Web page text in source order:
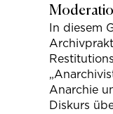
In diesem
Anarchie
Diskurs